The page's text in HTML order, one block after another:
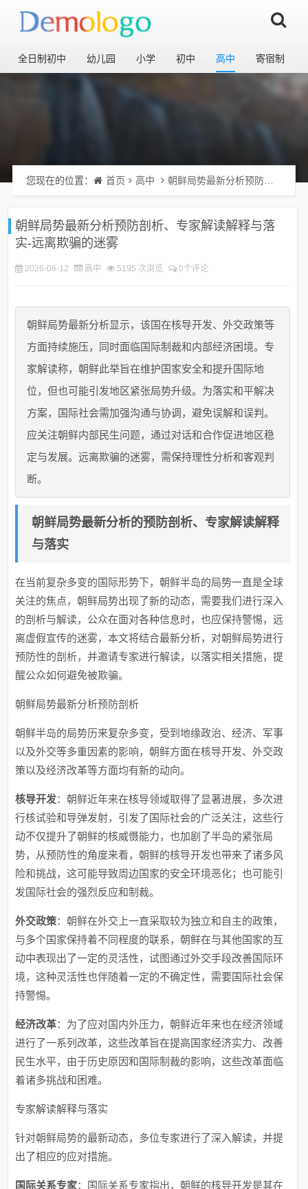
全日制初中 幼儿园 小学 初中 高中 寄宿制
您现在的位置： 首页 高中 朝鲜局势最新分析预防剖析、专家解读解释与落实-远离欺骗的迷雾
朝鲜局势最新分析预防剖析、专家解读解释与落
实-远离欺骗的迷雾
2026-06-12 高中 5195 次浏览 0个评论
朝鲜局势最新分析显示，该国在核导开发、外交政策等
方面持续施压，同时面临国际制裁和内部经济困境。专
家解读称，朝鲜此举旨在维护国家安全和提升国际地
位，但也可能引发地区紧张局势升级。为落实和平解决
方案，国际社会需加强沟通与协调，避免误解和误判。
应关注朝鲜内部民生问题，通过对话和合作促进地区稳
定与发展。远离欺骗的迷雾，需保持理性分析和客观判
断。
朝鲜局势最新分析的预防剖析、专家解读解释
与落实
在当前复杂多变的国际形势下，朝鲜半岛的局势一直是全球
关注的焦点，朝鲜局势出现了新的动态，需要我们进行深入
的剖析与解读，公众在面对各种信息时，也应保持警惕，远
离虚假宣传的迷雾，本文将结合最新分析，对朝鲜局势进行
预防性的剖析，并邀请专家进行解读，以落实相关措施，提
醒公众如何避免被欺骗。
朝鲜局势最新分析预防剖析
朝鲜半岛的局势历来复杂多变，受到地缘政治、经济、军事
以及外交等多重因素的影响，朝鲜方面在核导开发、外交政
策以及经济改革等方面均有新的动向。
核导开发：朝鲜近年来在核导领域取得了显著进展，多次进
行核试验和导弹发射，引发了国际社会的广泛关注，这些行
动不仅提升了朝鲜的核威慑能力，也加剧了半岛的紧张局
势，从预防性的角度来看，朝鲜的核导开发也带来了诸多风
险和挑战，这可能导致周边国家的安全环境恶化；也可能引
发国际社会的强烈反应和制裁。
外交政策：朝鲜在外交上一直采取较为独立和自主的政策，
与多个国家保持着不同程度的联系，朝鲜在与其他国家的互
动中表现出了一定的灵活性，试图通过外交手段改善国际环
境，这种灵活性也伴随着一定的不确定性，需要国际社会保
持警惕。
经济改革：为了应对国内外压力，朝鲜近年来也在经济领域
进行了一系列改革，这些改革旨在提高国家经济实力、改善
民生水平，由于历史原因和国际制裁的影响，这些改革面临
着诸多挑战和困难。
专家解读解释与落实
针对朝鲜局势的最新动态，多位专家进行了深入解读，并提
出了相应的应对措施。
国际关系专家：国际关系专家指出，朝鲜的核导开发是其在